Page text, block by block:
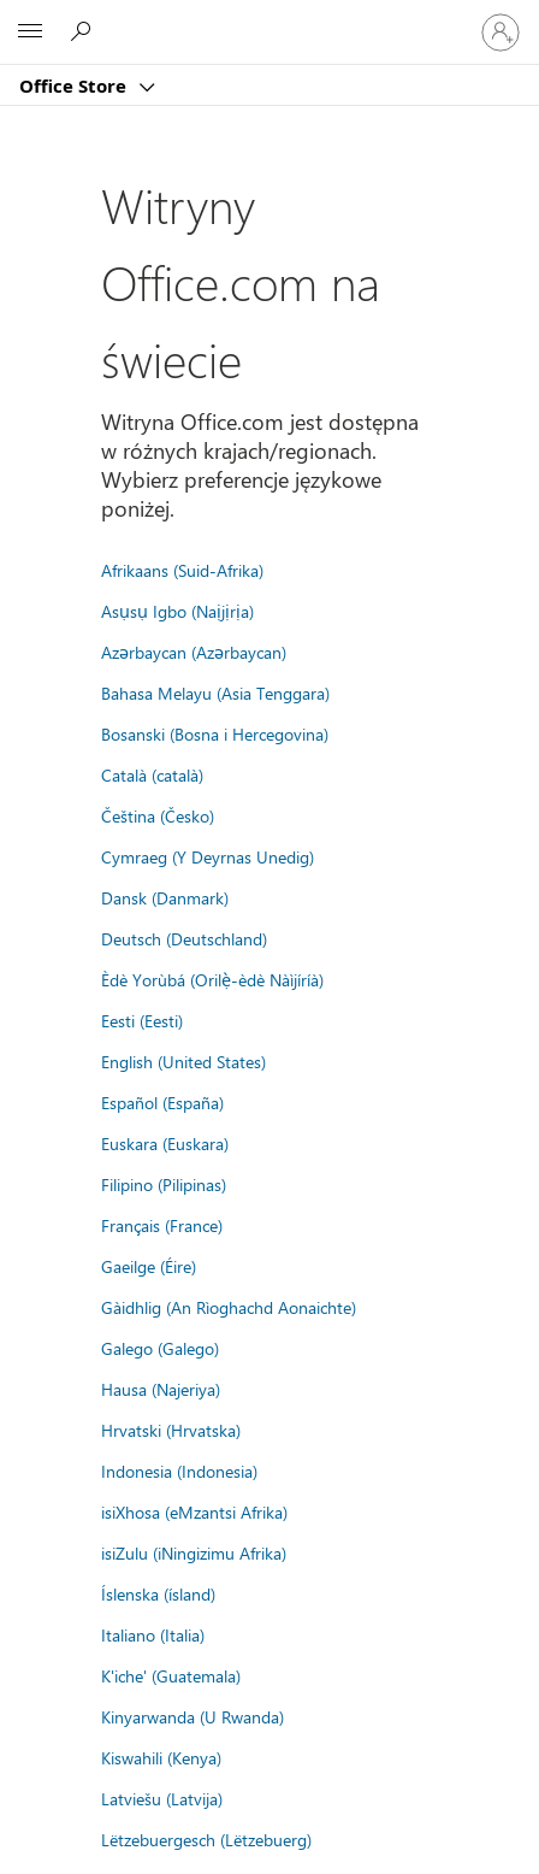
Office Store
Zaloguj
się
do
konta
Witryny
Office.com na
świecie
Witryna Office.com jest dostępna
w różnych krajach/regionach.
Wybierz preferencje językowe
poniżej.
Afrikaans (Suid-Afrika)
Asụsụ Igbo (Naịjịrịa)
Azərbaycan (Azərbaycan)
Bahasa Melayu (Asia Tenggara)
Bosanski (Bosna i Hercegovina)
Català (català)
Čeština (Česko)
Cymraeg (Y Deyrnas Unedig)
Dansk (Danmark)
Deutsch (Deutschland)
Èdè Yorùbá (Orilẹ̀-èdè Nàìjíríà)
Eesti (Eesti)
English (United States)
Español (España)
Euskara (Euskara)
Filipino (Pilipinas)
Français (France)
Gaeilge (Éire)
Gàidhlig (An Rìoghachd Aonaichte)
Galego (Galego)
Hausa (Najeriya)
Hrvatski (Hrvatska)
Indonesia (Indonesia)
isiXhosa (eMzantsi Afrika)
isiZulu (iNingizimu Afrika)
Íslenska (ísland)
Italiano (Italia)
K'iche' (Guatemala)
Kinyarwanda (U Rwanda)
Kiswahili (Kenya)
Latviešu (Latvija)
Lëtzebuergesch (Lëtzebuerg)